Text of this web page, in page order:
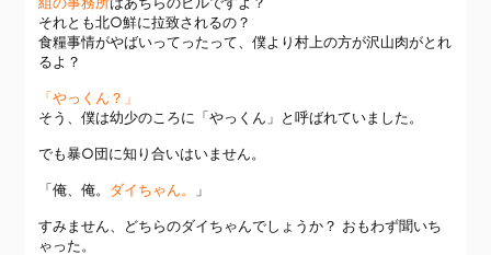
それとも北○鮮に拉致されるの？
食糧事情がやばいってったって、僕より村上の方が沢山肉がとれ
るよ？
「やっくん？」
そう、僕は幼少のころに「やっくん」と呼ばれていました。
でも暴○団に知り合いはいません。
「俺、俺。 ダイちゃん。 」
すみません、どちらのダイちゃんでしょうか？ おもわず聞いち
ゃった。